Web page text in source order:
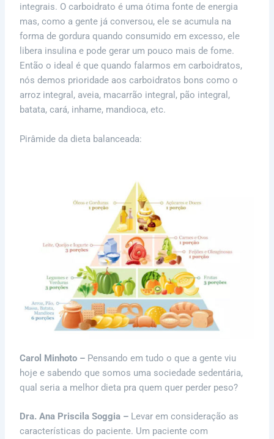
integrais. O carboidrato é uma ótima fonte de energia
mas, como a gente já conversou, ele se acumula na
forma de gordura quando consumido em excesso, ele
libera insulina e pode gerar um pouco mais de fome.
Então o ideal é que quando falarmos em carboidratos,
nós demos prioridade aos carboidratos bons como o
arroz integral, aveia, macarrão integral, pão integral,
batata, cará, inhame, mandioca, etc.
Pirâmide da dieta balanceada:
Carol Minhoto – Pensando em tudo o que a gente viu
hoje e sabendo que somos uma sociedade sedentária,
qual seria a melhor dieta pra quem quer perder peso?
Dra. Ana Priscila Soggia – Levar em consideração as
características do paciente. Um paciente com